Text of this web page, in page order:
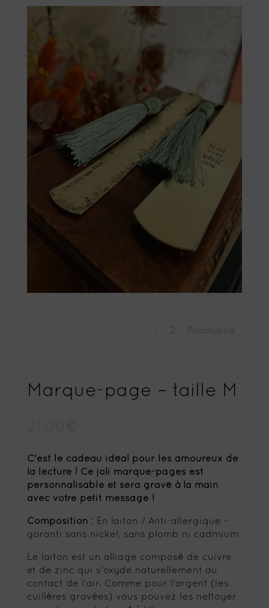
2 Prochaine
Marque-page – taille M
C'est le cadeau idéal pour les amoureux de
la lecture ! Ce joli marque-pages est
personnalisable et sera gravé à la main
avec votre petit message !
Composition : En laiton / Anti-allergique -
garanti sans nickel, sans plomb ni cadmium
Le laiton est un alliage composé de cuivre
et de zinc qui s'oxyde naturellement au
contact de l'air. Comme pour l'argent (les
cuillères gravées) vous pouvez les nettoyer